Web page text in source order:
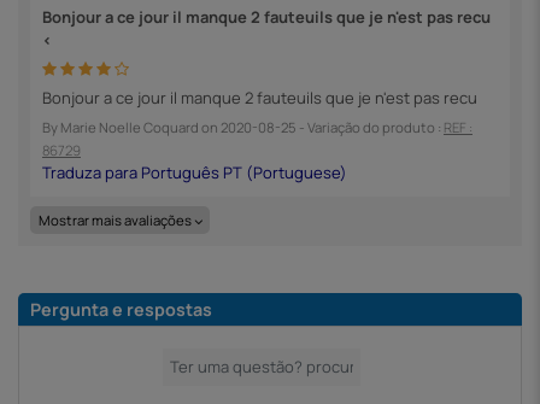
Bonjour a ce jour il manque 2 fauteuils que je n'est pas recu
<
Bonjour a ce jour il manque 2 fauteuils que je n'est pas recu
By Marie Noelle Coquard on 2020-08-25 - Variação do produto : REF :
86729
Mostrar mais avaliações
Pergunta e respostas